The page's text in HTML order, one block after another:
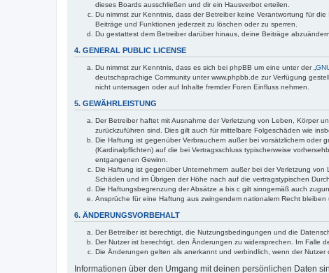
dieses Boards ausschließen und dir ein Hausverbot erteilen.
Du nimmst zur Kenntnis, dass der Betreiber keine Verantwortung für
Beiträge und Funktionen jederzeit zu löschen oder zu sperren.
Du gestattest dem Betreiber darüber hinaus, deine Beiträge
4. GENERAL PUBLIC LICENSE
Du nimmst zur Kenntnis, dass es sich bei phpBB um eine unter der „
deutschsprachige Community unter www.phpbb.de zur Verfügung
nicht untersagen oder auf Inhalte fremder Foren Einfluss nehmen.
5. GEWÄHRLEISTUNG
Der Betreiber haftet mit Ausnahme der Verletzung von Leben, Körper
zurückzuführen sind. Dies gilt auch für mittelbare Folgeschäden wie
Die Haftung ist gegenüber Verbrauchern außer bei vorsätzlichem oder
(Kardinalpflichten) auf die bei Vertragsschluss typischerweise
entgangenen Gewinn.
Die Haftung ist gegenüber Unternehmern außer bei der Verletzung
Schäden und im Übrigen der Höhe nach auf die vertragstypischen
Die Haftungsbegrenzung der Absätze a bis c gilt sinngemäß auch
Ansprüche für eine Haftung aus zwingendem nationalem Recht bleiben
6. ÄNDERUNGSVORBEHALT
Der Betreiber ist berechtigt, die Nutzungsbedingungen und die
Der Nutzer ist berechtigt, den Änderungen zu widersprechen. Im Falle
Die Änderungen gelten als anerkannt und verbindlich, wenn der Nutzer
Informationen über den Umgang mit deinen persönlichen Daten